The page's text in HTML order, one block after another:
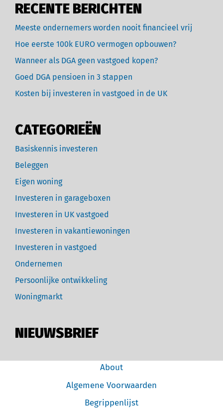
RECENTE BERICHTEN
Meeste ondernemers worden nooit financieel vrij
Hoe eerste 100k EURO vermogen opbouwen?
Wanneer als DGA geen vastgoed kopen?
Goed DGA pensioen in 3 stappen
Kosten bij investeren in vastgoed in de UK
CATEGORIEËN
Basiskennis investeren
Beleggen
Eigen woning
Investeren in garageboxen
Investeren in UK vastgoed
Investeren in vakantiewoningen
Investeren in vastgoed
Ondernemen
Persoonlijke ontwikkeling
Woningmarkt
NIEUWSBRIEF
About
Algemene Voorwaarden
Begrippenlijst